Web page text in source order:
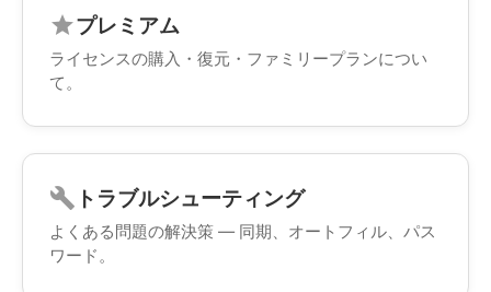
starプレミアム
ライセンスの購入・復元・ファミリープランについ
て。
build トラブルシューティング
よくある問題の解決策 — 同期、オートフィル、パス
ワード。